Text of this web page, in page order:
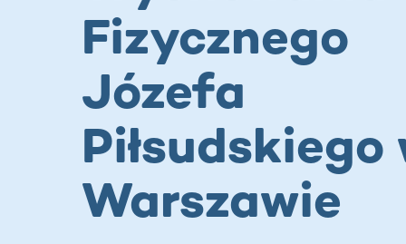
Fizycznego
Józefa
Piłsudskiego
Warszawie